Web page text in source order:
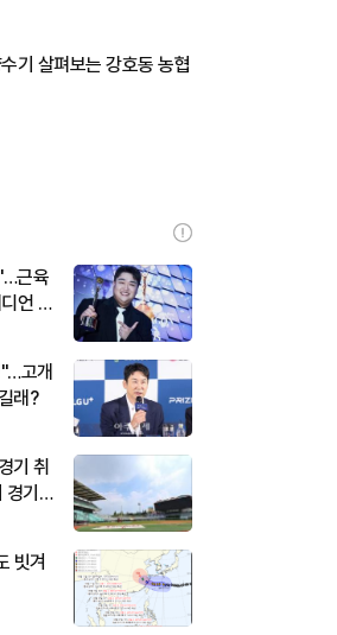
기 살펴보는 강호동 농협
근육
언 김
고개
래?
기 취
기
빗겨